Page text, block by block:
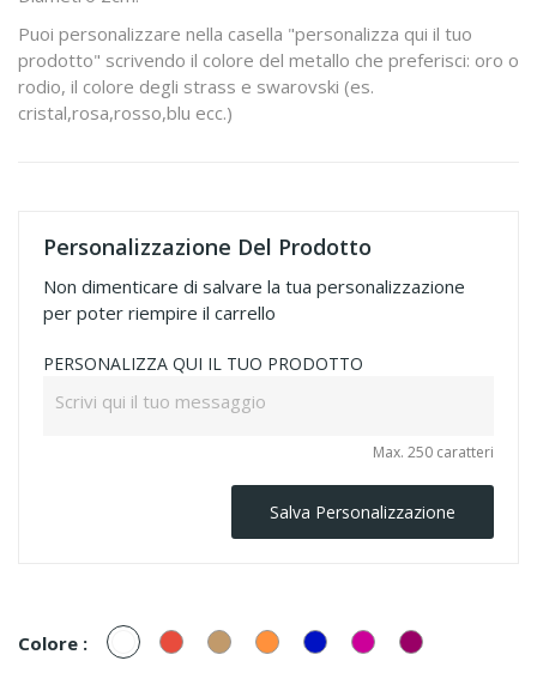
Puoi personalizzare nella casella "personalizza qui il tuo
prodotto" scrivendo il colore del metallo che preferisci: oro o
rodio, il colore degli strass e swarovski (es.
cristal,rosa,rosso,blu ecc.)
Personalizzazione Del Prodotto
Non dimenticare di salvare la tua personalizzazione
per poter riempire il carrello
PERSONALIZZA QUI IL TUO PRODOTTO
Max. 250 caratteri
Salva Personalizzazione
Colore : Bianco/Cristal
RossoGoldenArancione
Blu FucsiaPrugna